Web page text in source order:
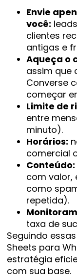
Envie
você:
clientes
antigas e
Aqueça o
assim que
Converse
começar
Limite de
entre
minuto).
Horários:
comercial
Conteúdo:
com valor,
como
repetida).
taxa de
Seguindo
Sheets para
estratégia
com sua base.